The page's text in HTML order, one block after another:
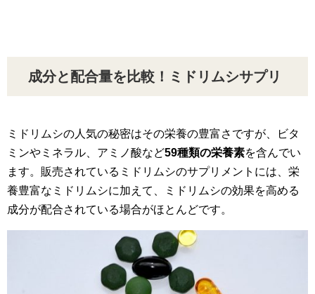
成分と配合量を比較！ミドリムシサプリ
ミドリムシの人気の秘密はその栄養の豊富さですが、ビタ
ミンやミネラル、アミノ酸など59種類の栄養素を含んでい
ます。販売されているミドリムシのサプリメントには、栄
養豊富なミドリムシに加えて、ミドリムシの効果を高める
成分が配合されている場合がほとんどです。